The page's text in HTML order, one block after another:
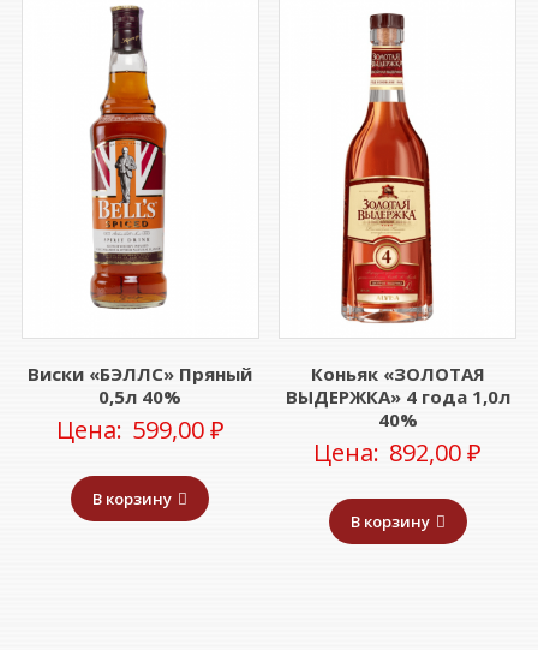
Виски «БЭЛЛС» Пряный
0,5л 40%
Цена: 599,00₽
В корзину
Коньяк «ЗОЛОТАЯ
ВЫДЕРЖКА» 4 года 1,0л
40%
Цена: 892,00₽
В корзину